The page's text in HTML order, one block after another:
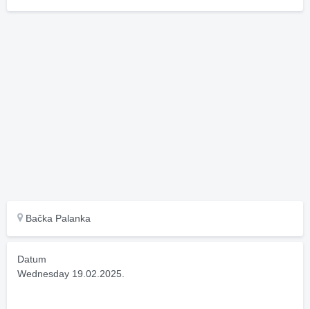
Bačka Palanka
Datum
Wednesday 19.02.2025.